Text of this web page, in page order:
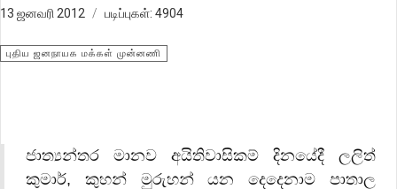
13 ஜனவரி 2012 படிப்புகள்: 4904
புதிய ஜனநாயக மக்கள் முன்னணி
ජාත්‍යන්තර මානව අයිතිවාසිකම් දිනයේදී ලලිත්
කුමාර්, කුහන් මුරුහන් යන දෙදෙනාම පාතාල